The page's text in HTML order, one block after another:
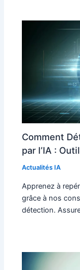
Comment
par l’IA :
Actualités IA
Apprenez à
grâce à nos
détection.